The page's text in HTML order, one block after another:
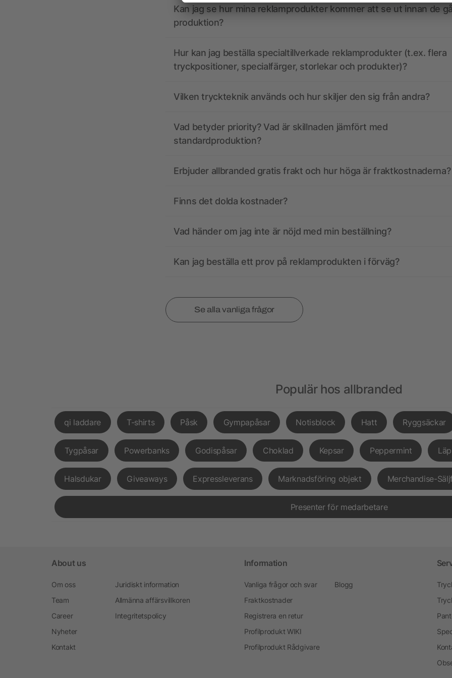
Kan jag se hur mina reklamprodukter kommer att se ut innan de
produktion?
Hur kan jag beställa specialtillverkade reklamprodukter (t.ex. flera
tryckpositioner, specialfärger, storlekar och produkter)?
Vilken tryckteknik används och hur skiljer den sig från andra?
Vad betyder priority? Vad är skillnaden jämfört med
standardproduktion?
Erbjuder allbranded gratis frakt och hur höga är fraktkostnaderna?
Finns det dolda kostnader?
Vad händer om jag inte är nöjd med min beställning?
Kan jag beställa ett prov på reklamprodukten i förväg?
Se alla vanliga frågor
Populär hos allbranded
qi laddare T-shirts Påsk Gympapåsar Notisblock Hatt Ryggsäckar
Tygpåsar Powerbanks Godispåsar Choklad Kepsar Peppermint
Halsdukar Giveaways Expressleverans Marknadsföring objekt Merchandise-
Presenter för medarbetare
About us
Om oss
Team
Career
Nyheter
Kontakt
Juridiskt information
Allmänna affärsvillkoren
Integritetspolicy
Information
Vanliga frågor och svar
Fraktkostnader
Registrera en retur
Profilprodukt WIKI
Profilprodukt Rådgivare
Blogg